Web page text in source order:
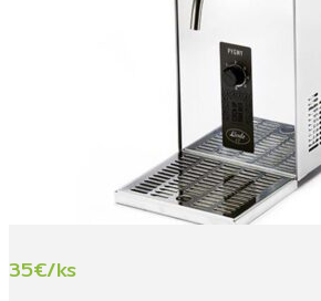
35€/ks